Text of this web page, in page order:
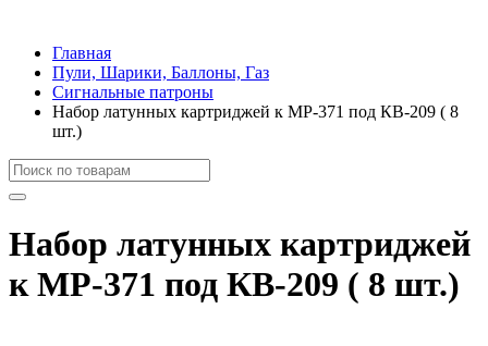
Главная
Пули, Шарики, Баллоны, Газ
Сигнальные патроны
Набор латунных картриджей к МР-371 под КВ-209 ( 8
шт.)
Набор латунных картриджей
к МР-371 под КВ-209 ( 8 шт.)